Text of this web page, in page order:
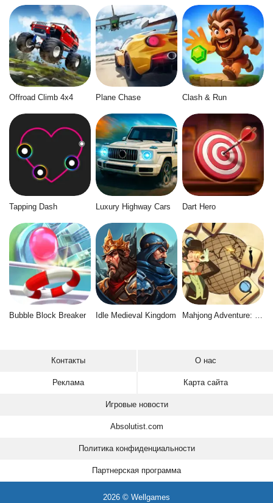
Offroad Climb 4x4 Plane Chase Clash & Run
Tapping Dash Luxury Highway Cars Dart Hero
Bubble Block Breaker Idle Medieval Kingdom
Контакты О нас
Реклама Карта сайта
Игровые новости
Absolutist.com
Политика конфиденциальности
Партнерская программа
2026 © Wellgames